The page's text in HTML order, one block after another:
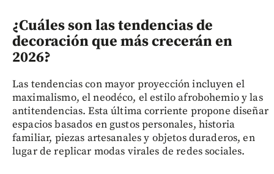
¿Cuáles son las tendencias de
decoración que más crecerán en
2026?
Las tendencias con mayor proyección incluyen el
maximalismo, el neodéco, el estilo afrobohemio y las
antitendencias. Esta última corriente propone diseñar
espacios basados en gustos personales, historia
familiar, piezas artesanales y objetos duraderos, en
lugar de replicar modas virales de redes sociales.